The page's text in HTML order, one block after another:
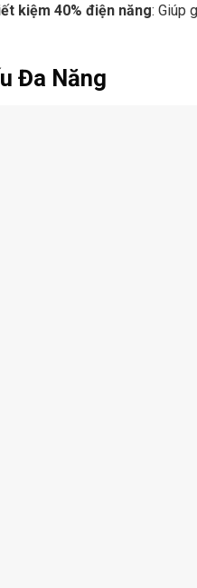
kiệm 40% điện năng: Giúp
Đa Năng